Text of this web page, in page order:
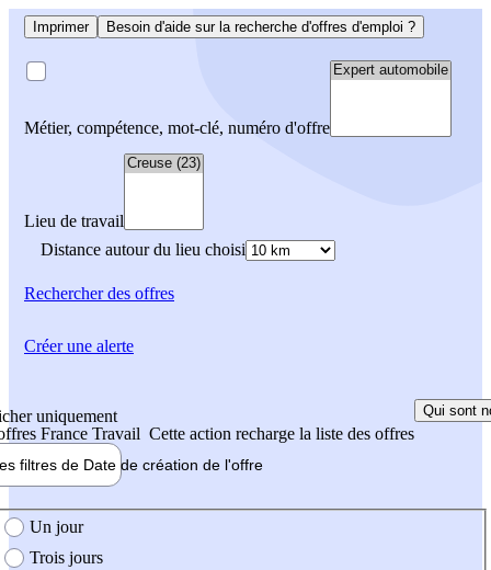
Imprimer Besoin d'aide sur la recherche d'offres d'emploi ?
Métier, compétence, mot-clé, numéro d'offre
Lieu de travail
Distance autour du lieu choisi
Rechercherdes offres
uniquement
France Travail Cette action recharge la liste des offres
Qui sont
filtres de Date de création de l'offre
création de l'offre
Un jour
Trois jours
Créer une alerte